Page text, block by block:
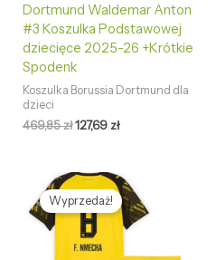
Dortmund Waldemar Anton
#3 Koszulka Podstawowej
dziecięce 2025-26 +Krótkie
Spodenk
Koszulka Borussia Dortmund dla
dzieci
469,85zł127,69 zł
Wyprzedaż!
Pierwotna
cena
wynosiła:
469,85 zł.
Aktualna
cena
wynosi:
127,69 zł.